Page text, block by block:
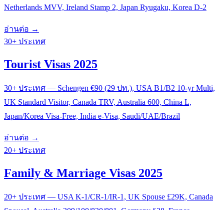
Netherlands MVV, Ireland Stamp 2, Japan Ryugaku, Korea D-2
อ่านต่อ →
30+ ประเทศ
Tourist Visas 2025
30+ ประเทศ — Schengen €90 (29 ปท.), USA B1/B2 10-yr Multi,
UK Standard Visitor, Canada TRV, Australia 600, China L,
Japan/Korea Visa-Free, India e-Visa, Saudi/UAE/Brazil
อ่านต่อ →
20+ ประเทศ
Family & Marriage Visas 2025
20+ ประเทศ — USA K-1/CR-1/IR-1, UK Spouse £29K, Canada